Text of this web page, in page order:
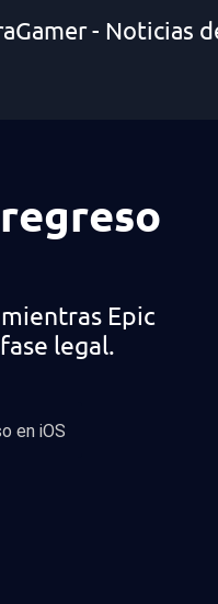
- Noticias
Epic
legal.
en iOS